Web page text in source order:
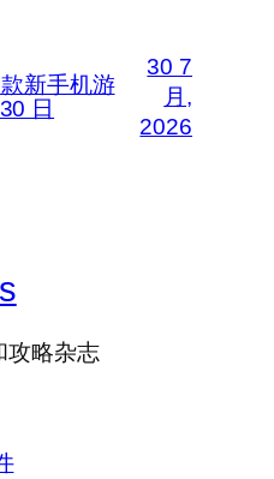
新手机游
日
30 7
月,
2026
攻略杂志